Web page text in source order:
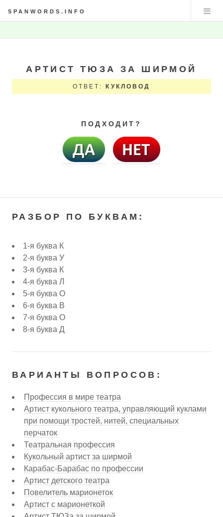
SPANWORDS.INFO
АРТИСТ ТЮЗА ЗА ШИРМОЙ
ОТВЕТ: КУКЛОВОД
ПОДХОДИТ?
РАЗБОР ПО БУКВАМ:
1-я буква К
2-я буква У
3-я буква К
4-я буква Л
5-я буква О
6-я буква В
7-я буква О
8-я буква Д
ВАРИАНТЫ ВОПРОСОВ:
Профессия в мире театра
Артист кукольного театра, управляющий куклами
при помощи тростей, нитей, специальных
перчаток
Театральная профессия
Кукольный артист за ширмой
Карабас-Барабас по профессии
Артист детского театра
Повелитель марионеток
Артист с марионеткой